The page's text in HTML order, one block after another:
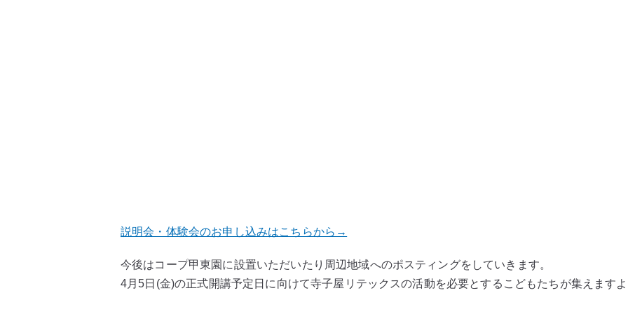
説明会・体験会のお申し込みはこちらから→
今後はコープ甲東園に設置いただいたり周辺地域へのポスティングをしていきます。
4月5日(金)の正式開講予定日に向けて寺子屋リテックスの活動を必要とするこどもたちが集えます